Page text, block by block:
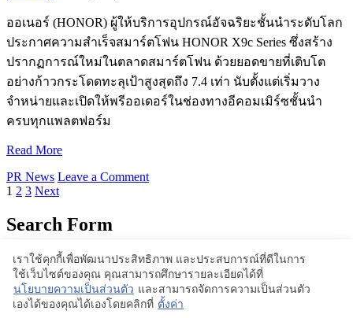
ออเนอร์ (HONOR) ผู้ให้บริการอุปกรณ์อัจฉริยะชั้นนำระดับโลก
ประกาศความสำเร็จสมาร์ตโฟน HONOR X9c Series ซึ่งสร้าง
ปรากฏการณ์ใหม่ในตลาดสมาร์ตโฟน ด้วยยอดขายที่เติบโต
อย่างก้าวกระโดดทะลุเป้าสูงสุดถึง 7.4 เท่า นับตั้งแต่เริ่มวาง
จำหน่ายและเปิดให้พรีออเดอร์ในช่องทางอีคอมเมิร์ซชั้นนำ
ครบทุกแพลตฟอร์ม
Read More
PR News Leave a Comment
1 2 3 Next
Search Form
Proudly powered by WordPress | Theme: BlogStyle
เราใช้คุกกี้เพื่อพัฒนาประสิทธิภาพ และประสบการณ์ที่ดีในการ
ใช้เว็บไซต์ของคุณ คุณสามารถศึกษารายละเอียดได้ที่
นโยบายความเป็นส่วนตัว และสามารถจัดการความเป็นส่วนตัว
เองได้ของคุณได้เองโดยคลิกที่ ตั้งค่า